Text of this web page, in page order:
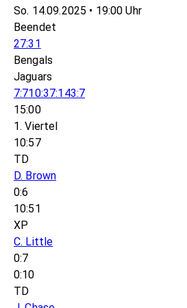
So. 14.09.2025 • 19:00 Uhr
Beendet
27:31
Bengals
Jaguars
7:710:37:143:7
15:00
1. Viertel
10:57
TD
D. Brown
0:6
10:51
XP
C. Little
0:7
0:10
TD